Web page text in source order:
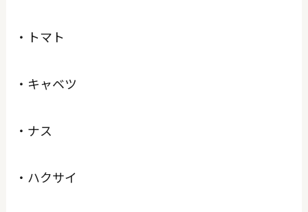
・トマト
・キャベツ
・ナス
・ハクサイ